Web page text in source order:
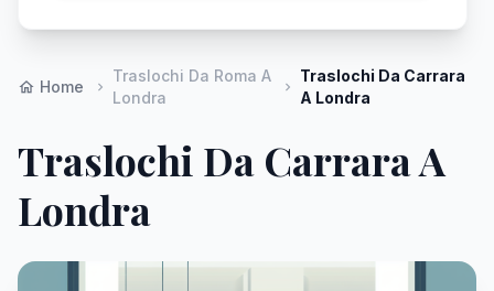
home Home chevron_right
Traslochi Da Roma A
Londra
chevron_right
Traslochi Da Carrara
A Londra
Traslochi Da Carrara A
Londra